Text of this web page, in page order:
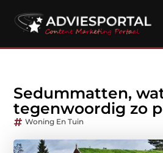
Sedummatten,
tegenwoordig zo
Woning En Tuin